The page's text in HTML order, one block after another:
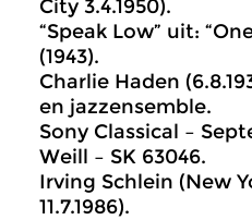
City 3.4.1950).
“Speak Low” uit:
(1943).
Charlie Haden
en jazzensemble.
Sony Classical –
Weill – SK 63046.
Irving Schlein (New
11.7.1986).